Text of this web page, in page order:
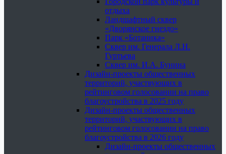
отдыха
Ландшафтный сквер
«Дворянское гнездо»
Парк «Ботаника»
Сквер им. Генерала Л.Н.
Гуртьева
Сквер им. И.А. Бунина
Дизайн-проекты общественных
территорий, участвующих в
рейтинговом голосовании на право
благоустройства в 2025 году
Дизайн-проекты общественных
территорий, участвующих в
рейтинговом голосовании на право
благоустройства в 2026 году
Дизайн-проекты общественных